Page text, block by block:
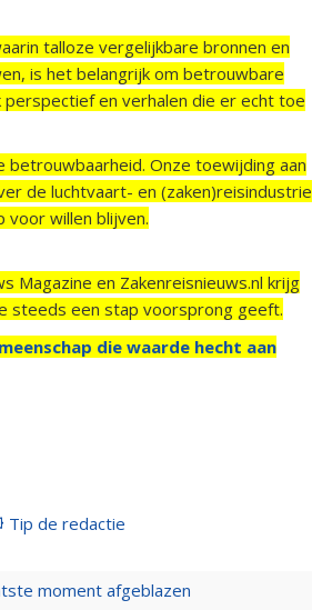
talloze vergelijkbare bronnen en
is het belangrijk om betrouwbare
en verhalen die er echt toe
betrouwbaarheid. Onze toewijding aan
de luchtvaart- en (zaken)reisindustrie
voor willen blijven.
Magazine en Zakenreisnieuws.nl krijg
steeds een stap voorsprong geeft.
die waarde hecht aan
Tip de redactie
moment afgeblazen